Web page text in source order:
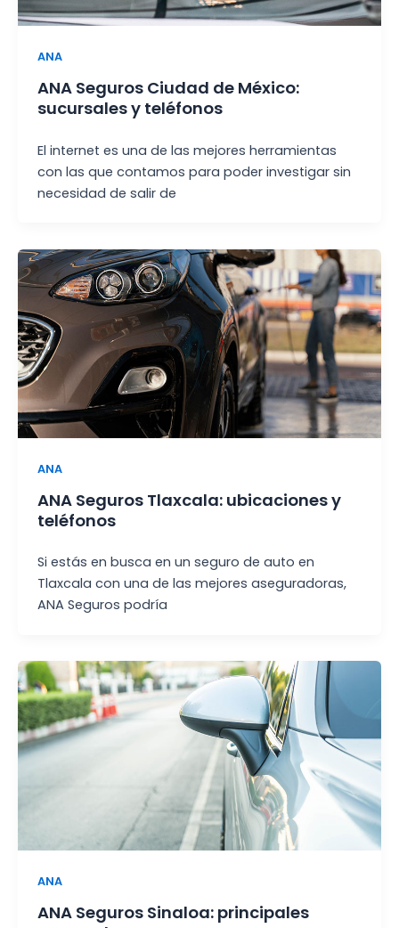
ANA
ANA Seguros Ciudad de México:
sucursales y teléfonos
El internet es una de las mejores herramientas
con las que contamos para poder investigar sin
necesidad de salir de
ANA
ANA Seguros Tlaxcala: ubicaciones y
teléfonos
Si estás en busca en un seguro de auto en
Tlaxcala con una de las mejores aseguradoras,
ANA Seguros podría
ANA
ANA Seguros Sinaloa: principales